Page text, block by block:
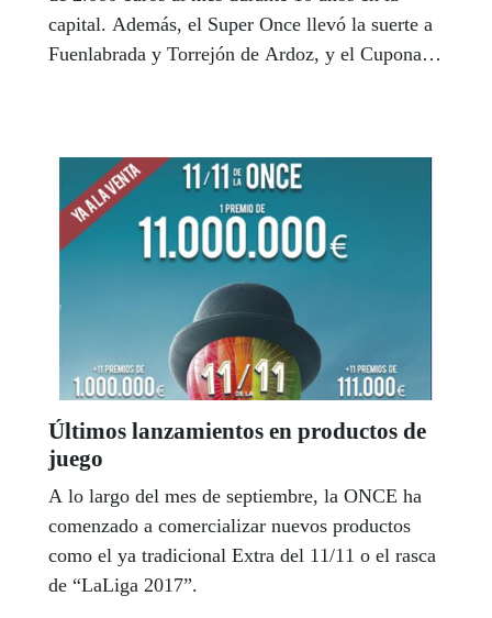
capital. Además, el Super Once llevó la suerte a
Fuenlabrada y Torrejón de Ardoz, y el Cuponazo
Últimos lanzamientos en productos de
juego
A lo largo del mes de septiembre, la ONCE ha
comenzado a comercializar nuevos productos
como el ya tradicional Extra del 11/11 o el rasca
de “LaLiga 2017”.